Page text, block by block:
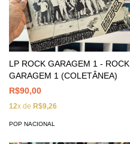
LP ROCK GARAGEM 1 - ROCK
GARAGEM 1 (COLETÂNEA)
R$90,00
12x de R$9,26
POP NACIONAL